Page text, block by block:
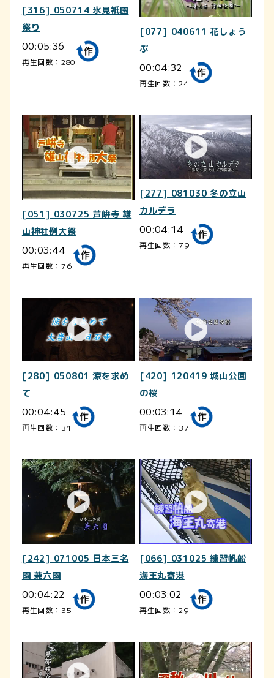
[316] 050714 氷見祇園
祭り
00:05:36
再生回数：280
[077] 040611 花しょう
ぶ
00:04:32
再生回数：24
[051] 030725 芦峅寺 雄
山神社例大祭
00:03:44
再生回数：76
[277] 081030 冬の立山
カルデラ
00:04:14
再生回数：79
[280] 050801 涼を求め
て
00:04:45
再生回数：31
[420] 120419 城山公園
の桜
00:03:14
再生回数：37
[242] 071005 日本三名
園 兼六園
00:04:22
再生回数：35
[066] 031025 練習帆船
海王丸寄港
00:03:02
再生回数：29